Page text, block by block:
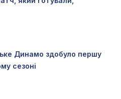
Динамо здобуло першу
сезоні